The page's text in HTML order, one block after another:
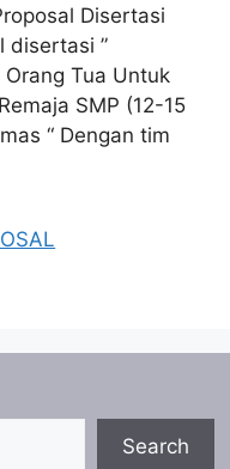
Disertasi
disertasi ”
Tua Untuk
SMP (12-15
“ Dengan tim
Search